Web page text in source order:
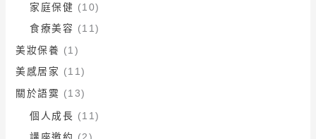
家庭保健 (10)
食療美容 (11)
美妝保養 (1)
美感居家 (11)
關於語霙 (13)
個人成長 (11)